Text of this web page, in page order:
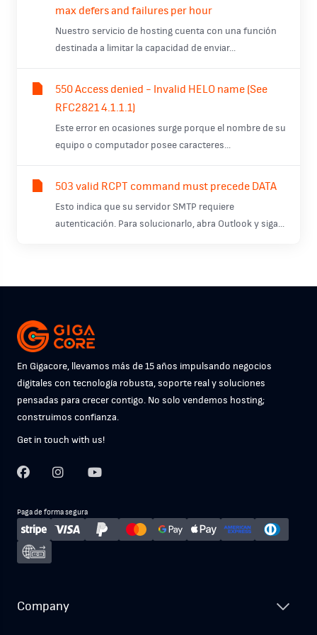
max defers and failures per hour
Nuestro servicio de hosting cuenta con una función
destinada a limitar la capacidad de enviar...
550 Access denied - Invalid HELO name (See
RFC2821 4.1.1.1)
Este error en ocasiones surge porque el nombre de su
equipo o computador posee caracteres...
503 valid RCPT command must precede DATA
Esto indica que su servidor SMTP requiere
autenticación. Para solucionarlo, abra Outlook y siga...
En Gigacore, llevamos más de 15 años impulsando negocios
digitales con tecnología robusta, soporte real y soluciones
pensadas para crecer contigo. No solo vendemos hosting;
construimos confianza.
Get in touch with us!
Paga de forma segura
Company